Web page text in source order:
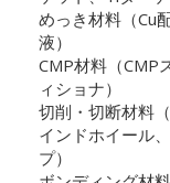
めっき材料（Cu
液）
CMP材料（CMP
ィショナ）
切削・切断材料
インドホイール
プ）